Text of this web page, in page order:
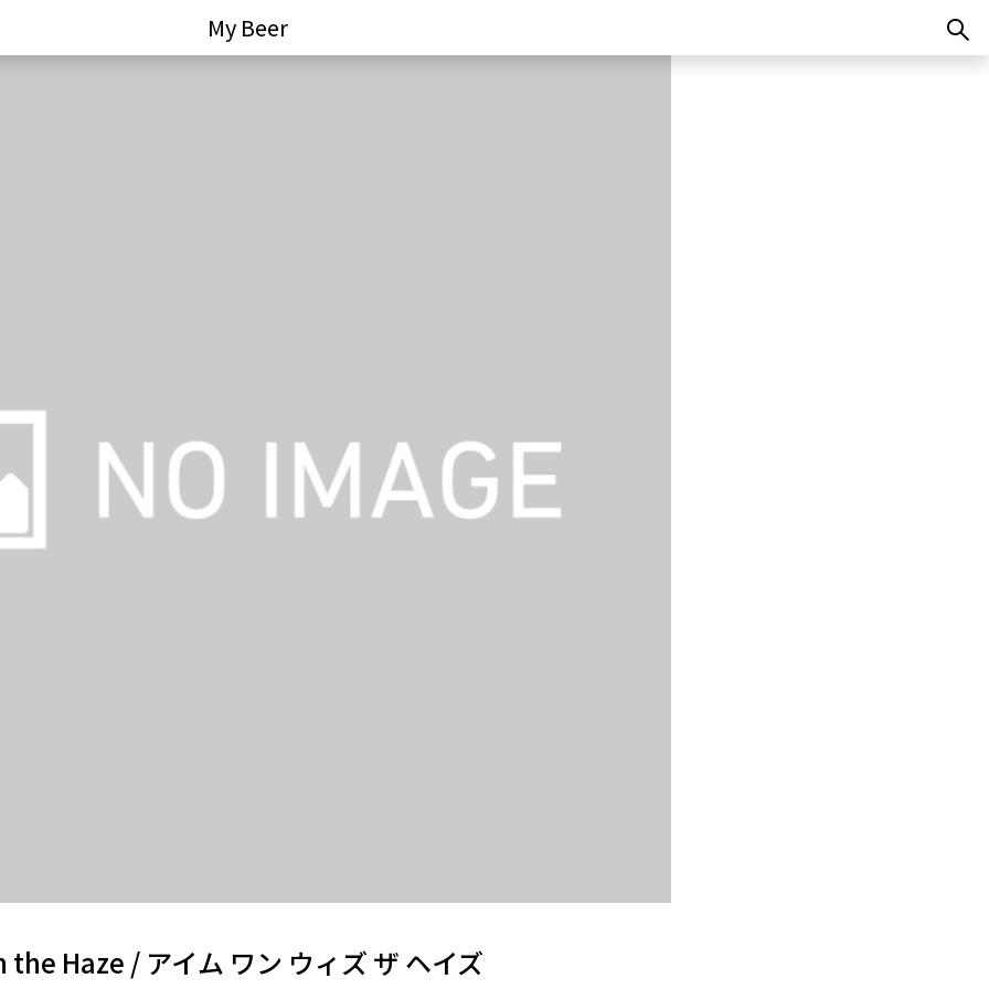
My Beer
Haze / アイム ワン ウィズ ザ ヘイズ